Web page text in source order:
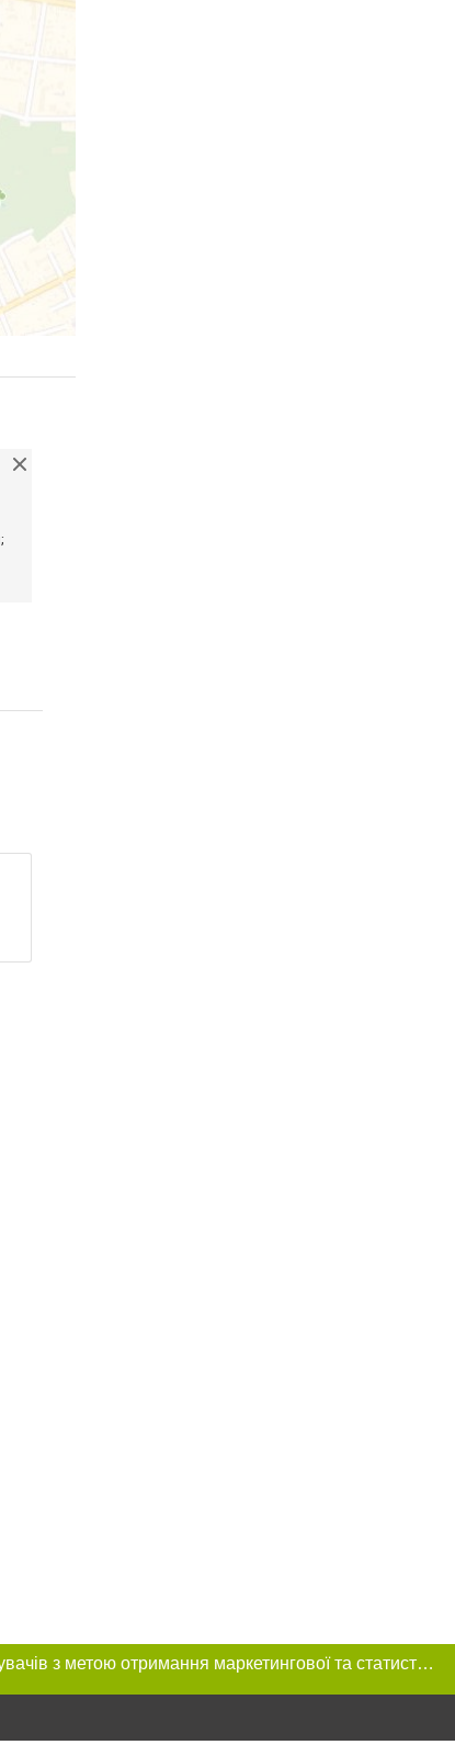
Цей сайт використовує «cookies». Також веб-сайт використовує інтернет-сервіс для збору технічних даних стосовно відвідувачів з метою отримання маркетингової та статистичної інформації. Умови обробки даних відвідувачів сайту див.